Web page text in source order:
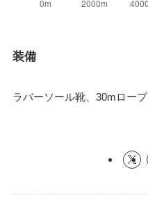
装備
ラバーソール靴、30mロープ